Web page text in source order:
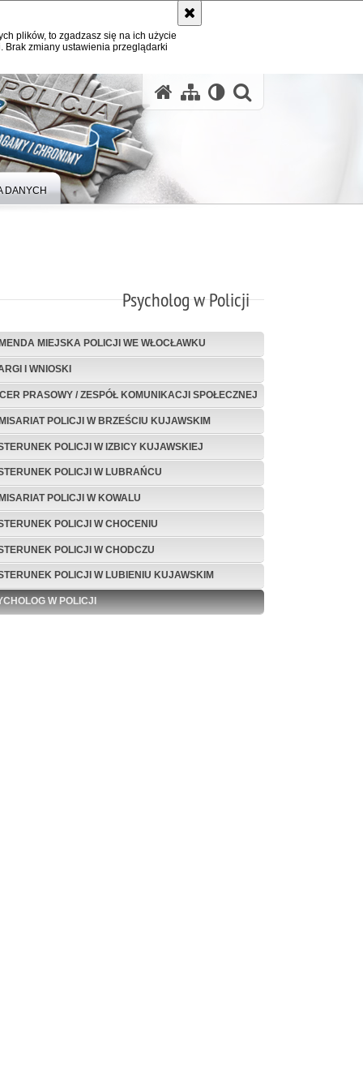
plików, to zgadzasz się na ich użycie
zmiany ustawienia przeglądarki
DANYCH
Psycholog w Policji
MIEJSKA POLICJI WE WŁOCŁAWKU
I WNIOSKI
PRASOWY / ZESPÓŁ KOMUNIKACJI SPOŁECZNEJ
POLICJI W BRZEŚCIU KUJAWSKIM
POLICJI W IZBICY KUJAWSKIEJ
POLICJI W LUBRAŃCU
POLICJI W KOWALU
POLICJI W CHOCENIU
POLICJI W CHODCZU
POLICJI W LUBIENIU KUJAWSKIM
W POLICJI